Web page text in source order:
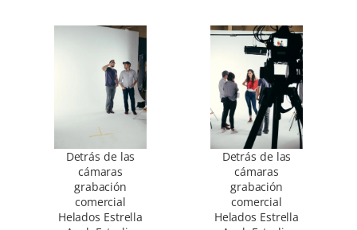
Detrás de las
cámaras
grabación
comercial
Helados Estrella
Detrás de las
cámaras
grabación
comercial
Helados Estrella